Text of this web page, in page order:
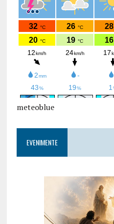
meteoblue
EVENIMENTE